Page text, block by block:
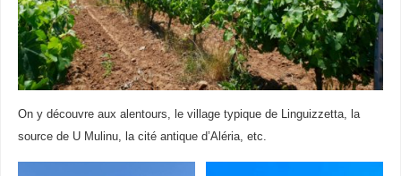
On y découvre aux alentours, le village typique de Linguizzetta, la
source de U Mulinu, la cité antique d’Aléria, etc.